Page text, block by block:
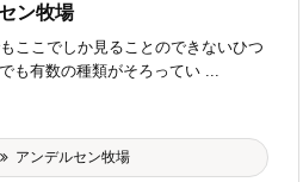
ン牧場
ここでしか見ることのできないひつ
も有数の種類がそろってい ...
アンデルセン牧場